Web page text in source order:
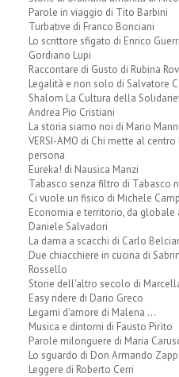
Parole in viaggio di Tito Barbini
Turbative di Franco Bonciani
Lo scrittore sfigato di Enrico
Gordiano Lupi
Raccontare di Gusto di Rubina
Legalità e non solo di Salvatore
Shalom La Cultura della
Andrea Pio Cristiani
La storia siamo noi di Mario
VERSI-AMO di Chi mette al centro
persona
Eureka! di Nausica Manzi
Tabasco senza filtro di Tabasco
Ci vuole un fisico di Michele
Economia e territorio, da globale
Daniele Salvadori
La dama a scacchi di Carlo
Due chiacchiere in cucina di
Rossello
Storie dell'altro secolo di
Easy ridere di Dario Greco
Legami d'amore di Malena ...
Musica e dintorni di Fausto Pirìto
Parole milonguere di Maria
Lo sguardo di Don Armando
Leggere di Roberto Cerri